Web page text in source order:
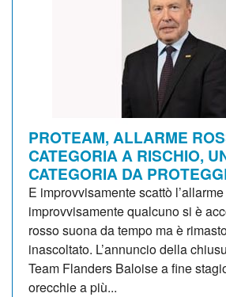
PROTEAM, ALLARME
CATEGORIA A RISCHIO,
CATEGORIA DA
E improvvisamente scattò
improvvisamente qualcuno si è
rosso suona da tempo ma è
inascoltato. L’annuncio della
Team Flanders Baloise a fine
orecchie a più...